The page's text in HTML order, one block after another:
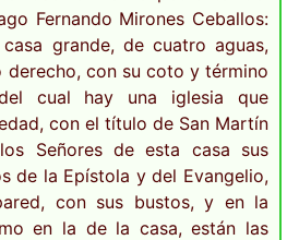
Fernando Mirones Ceballos:
grande, de cuatro aguas,
derecho, con su coto y término
cual hay una iglesia que
con el título de San Martín
Señores de esta casa sus
de la Epístola y del Evangelio,
con sus bustos, y en la
en la de la casa, están las